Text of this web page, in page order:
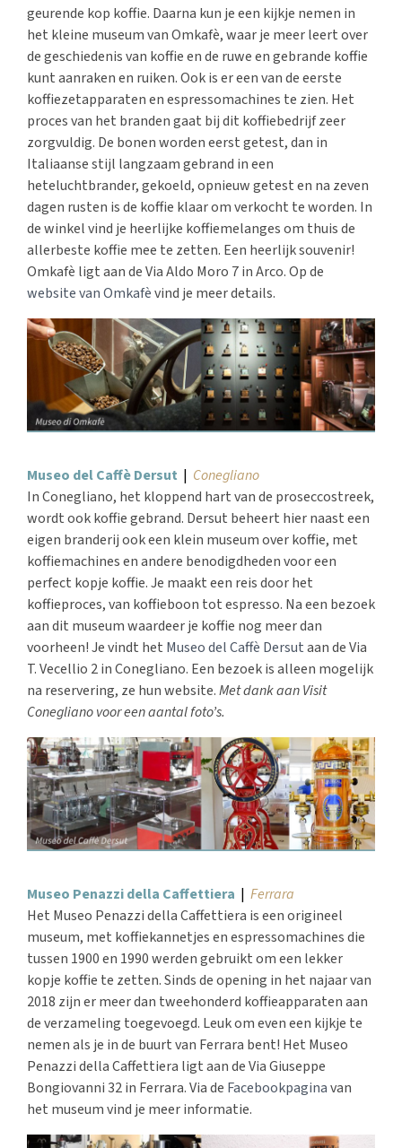
geurende kop koffie. Daarna kun je een kijkje nemen in
het kleine museum van Omkafè, waar je meer leert over
de geschiedenis van koffie en de ruwe en gebrande koffie
kunt aanraken en ruiken. Ook is er een van de eerste
koffiezetapparaten en espressomachines te zien. Het
proces van het branden gaat bij dit koffiebedrijf zeer
zorgvuldig. De bonen worden eerst getest, dan in
Italiaanse stijl langzaam gebrand in een
heteluchtbrander, gekoeld, opnieuw getest en na zeven
dagen rusten is de koffie klaar om verkocht te worden. In
de winkel vind je heerlijke koffiemelanges om thuis de
allerbeste koffie mee te zetten. Een heerlijk souvenir!
Omkafè ligt aan de Via Aldo Moro 7 in Arco. Op de
website van Omkafèvind je meer details.
Museo del Caffè Dersut | Conegliano
In Conegliano, het kloppend hart van de proseccostreek,
wordt ook koffie gebrand. Dersut beheert hier naast een
eigen branderij ook een klein museum over koffie, met
koffiemachines en andere benodigdheden voor een
perfect kopje koffie. Je maakt een reis door het
koffieproces, van koffieboon tot espresso. Na een bezoek
aan dit museum waardeer je koffie nog meer dan
voorheen! Je vindt het Museo del Caffè Dersutaan de Via
T. Vecellio 2 in Conegliano. Een bezoek is alleen mogelijk
na reservering, ze hun website.Met dank aan Visit
Conegliano voor een aantal foto’s.
Museo Penazzi della Caffettiera | Ferrara
Het Museo Penazzi della Caffettiera is een origineel
museum, met koffiekannetjes en espressomachines die
tussen 1900 en 1990 werden gebruikt om een lekker
kopje koffie te zetten. Sinds de opening in het najaar van
2018 zijn er meer dan tweehonderd koffieapparaten aan
de verzameling toegevoegd. Leuk om even een kijkje te
nemen als je in de buurt van Ferrara bent! Het Museo
Penazzi della Caffettiera ligt aan de Via Giuseppe
Bongiovanni 32 in Ferrara. Via de Facebookpaginavan
het museum vind je meer informatie.